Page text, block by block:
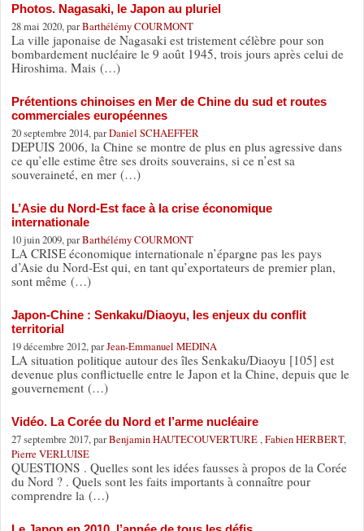
Photos. Nagasaki, le Japon au pluriel
28 mai 2020, parBarthélémy COURMONT
La ville japonaise de Nagasaki est tristement célèbre pour son
bombardement nucléaire le 9 août 1945, trois jours après celui de
Hiroshima. Mais (…)
Prétentions chinoises en Mer de Chine du sud et routes
commerciales européennes
20 septembre 2014, parDaniel SCHAEFFER
DEPUIS 2006, la Chine se montre de plus en plus agressive dans
ce qu’elle estime être ses droits souverains, si ce n’est sa
souveraineté, en mer (…)
L’Asie du Nord-Est face à la crise économique
internationale
10 juin 2009, parBarthélémy COURMONT
LA CRISE économique internationale n’épargne pas les pays
d’Asie du Nord-Est qui, en tant qu’exportateurs de premier plan,
sont même (…)
Japon-Chine : Senkaku/Diaoyu, les enjeux du conflit
territorial
19 décembre 2012, parJean-Emmanuel MEDINA
LA situation politique autour des îles Senkaku/Diaoyu [105] est
devenue plus conflictuelle entre le Japon et la Chine, depuis que le
gouvernement (…)
Vidéo. La Corée du Nord et l’arme nucléaire
27 septembre 2017, parBenjamin HAUTECOUVERTURE , Fabien HERBERT,
Pierre VERLUISE
QUESTIONS . Quelles sont les idées fausses à propos de la Corée
du Nord ? . Quels sont les faits importants à connaître pour
comprendre la (…)